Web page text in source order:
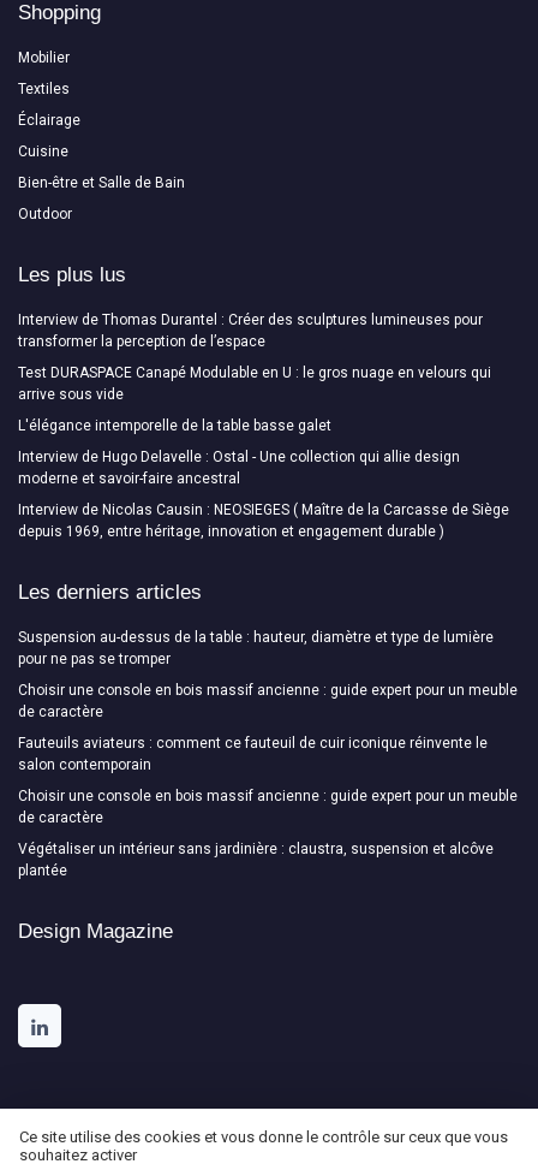
Shopping
Mobilier
Textiles
Éclairage
Cuisine
Bien-être et Salle de Bain
Outdoor
Les plus lus
Interview de Thomas Durantel : Créer des sculptures lumineuses pour
transformer la perception de l’espace
Test DURASPACE Canapé Modulable en U : le gros nuage en velours qui
arrive sous vide
L'élégance intemporelle de la table basse galet
Interview de Hugo Delavelle : Ostal - Une collection qui allie design
moderne et savoir-faire ancestral
Interview de Nicolas Causin : NEOSIEGES ( Maître de la Carcasse de Siège
depuis 1969, entre héritage, innovation et engagement durable )
Les derniers articles
Suspension au-dessus de la table : hauteur, diamètre et type de lumière
pour ne pas se tromper
Choisir une console en bois massif ancienne : guide expert pour un meuble
de caractère
Fauteuils aviateurs : comment ce fauteuil de cuir iconique réinvente le
salon contemporain
Choisir une console en bois massif ancienne : guide expert pour un meuble
de caractère
Végétaliser un intérieur sans jardinière : claustra, suspension et alcôve
plantée
Design Magazine
Mentions légales
Ce site utilise des cookies et vous donne le contrôle sur ceux que vous
souhaitez activer